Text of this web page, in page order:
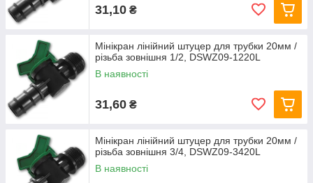
31,10 ₴
Мінікран лінійний штуцер для трубки 20мм /
різьба зовнішня 1/2, DSWZ09-1220L
В наявності
31,60 ₴
Мінікран лінійний штуцер для трубки 20мм /
різьба зовнішня 3/4, DSWZ09-3420L
В наявності